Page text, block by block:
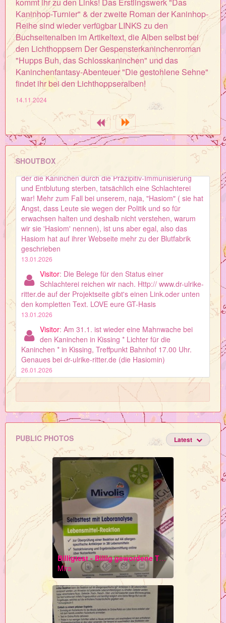
Kaninhop-Turnier" & der zweite Roman der Kaninhop-
Reihe sind wieder verfügbar LINKS zu den
Buchseitenalben im Artikeltext, die Alben selbst bei
den Lichthoppsern Der Gespensterkaninchenroman
"Hupps Buh, das Schlosskaninchen" und das
Kaninchenfantasy-Abenteuer "Die gestohlene Sehne"
findet ihr bei den Lichthoppseralben!
14.11.2024
SHOUTBOX
Display eine Alternative vorhanden ist, dürften die
Versuche am Kaninchen rein rechtlich gar nicht mehr
durchgeführt werden. Denn nach der EU-
Tierversuchsrichtlinie und dem Tierschutzgesetz dürfen
Tierversuche nur dann stattfinden, wenn keine tierfreien
Verfahren verfügbar sind. Siemens und Co, die noch
immer Antikörpern aus Kaninchenblut beziehen, sind
danach verpflichtet, auf tierfrei-produzierte Antikörper
umzustellen. Dafür wird sich Menschen für Tierrechte
einsetzen." von der Seite tierrechte.de
14.12.2025
Visitor : Gepostet von GT selbst (wir sind nur noch
nicht angemeldet)
14.12.2025
Visitor : Hi, hier die Miri - wir haben
hetausgefunden, dass sie Josef Asam GmbH, in
der die Kaninchen durch die Präzipitiv-Immunisierung
und Entblutung sterben, tatsächlich eine Schlachterei
war! Mehr zum Fall bei unserem, naja, "Hasiom" ( sie hat
Angst, dass Leute sie wegen der Politik und so für
erwachsen halten und deshalb nicht verstehen, warum
wir sie 'Hasiom' nennen), ist uns aber egal, also das
Hasiom hat auf ihrer Webseite mehr zu der Blutfabrik
geschrieben
13.01.2026
Visitor: Die Belege für den Status einer
Schlachterei reichen wir nach. Http:// www.dr-ulrike-
ritter.de auf der Projektseite gibt's einen Link.oder unten
den kompletten Text. LOVE eure GT-Hasis
13.01.2026
Visitor: Am 31.1. ist wieder eine Mahnwache bei
den Kaninchen in Kissing * Lichter für die
Kaninchen * in Kissing, Treffpunkt Bahnhof 17.00 Uhr.
Genaues bei dr-ulrike-ritter.de (die Hasiomin)
26.01.2026
PUBLIC PHOTOS Latest
Billigtest - Billig gewordene Testverfahren auf Basis von Antikörperseren * Kaninchenleid Kommerzielle Tierversuche
Mira